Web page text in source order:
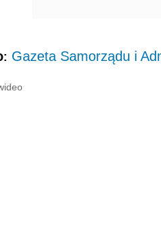
Gazeta Samorządu i